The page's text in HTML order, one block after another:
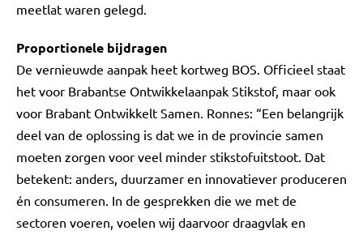
meetlat waren gelegd.
Proportionele bijdragen
De vernieuwde aanpak heet kortweg BOS. Officieel staat
het voor Brabantse Ontwikkelaanpak Stikstof, maar ook
voor Brabant Ontwikkelt Samen. Ronnes: “Een belangrijk
deel van de oplossing is dat we in de provincie samen
moeten zorgen voor veel minder stikstofuitstoot. Dat
betekent: anders, duurzamer en innovatiever produceren
én consumeren. In de gesprekken die we met de
sectoren voeren, voelen wij daarvoor draagvlak en